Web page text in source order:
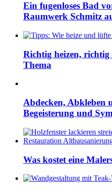
Ein fugenloses Bad
Raumwerk Schmitz
Richtig heizen,
Thema
Abdecken, Abkleben
Begeisterung und
Was kostet eine